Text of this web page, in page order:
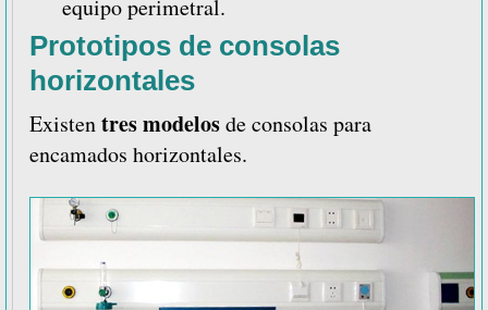
equipo perimetral.
Prototipos de consolas
horizontales
Existentres modelosde consolas para
encamados horizontales.